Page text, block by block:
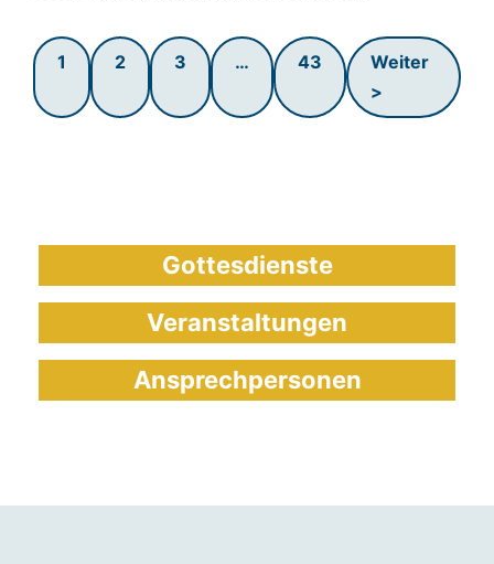
1 2 3 … 43
Weiter
>
Gottesdienste
Veranstaltungen
Ansprechpersonen